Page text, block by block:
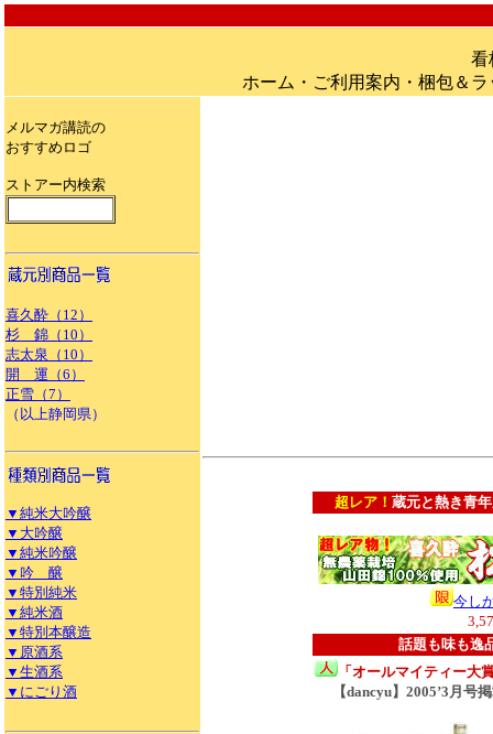
看
ホーム・ご利用案内・梱包＆
メルマガ講読の
おすすめロゴ
ストアー内検索
喜久酔（12）
杉 錦（10）
志太泉（10）
開 運（6）
正雪（7）
（以上静岡県）
▼純米大吟醸
▼大吟醸
▼純米吟醸
▼吟 醸
▼特別純米
▼純米酒
▼特別本醸造
▼原酒系
▼生酒系
▼にごり酒
超レア！ 蔵元と熱き青
今し
話題も味も逸
「オールマイティー大
【dancyu】2005’3月号